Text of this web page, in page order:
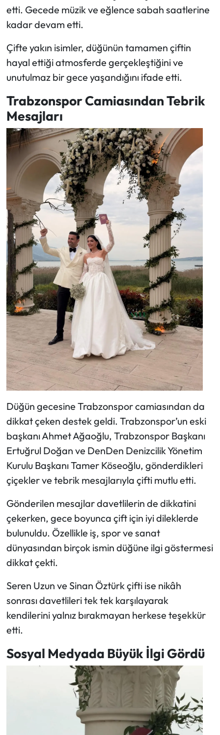
etti. Gecede müzik ve eğlence sabah saatlerine
kadar devam etti.
Çifte yakın isimler, düğünün tamamen çiftin
hayal ettiği atmosferde gerçekleştiğini ve
unutulmaz bir gece yaşandığını ifade etti.
Trabzonspor Camiasından Tebrik
Mesajları
Düğün gecesine Trabzonspor camiasından da
dikkat çeken destek geldi. Trabzonspor’un eski
başkanı Ahmet Ağaoğlu, Trabzonspor Başkanı
Ertuğrul Doğan ve DenDen Denizcilik Yönetim
Kurulu Başkanı Tamer Köseoğlu, gönderdikleri
çiçekler ve tebrik mesajlarıyla çifti mutlu etti.
Gönderilen mesajlar davetlilerin de dikkatini
çekerken, gece boyunca çift için iyi dileklerde
bulunuldu. Özellikle iş, spor ve sanat
dünyasından birçok ismin düğüne ilgi göstermesi
dikkat çekti.
Seren Uzun ve Sinan Öztürk çifti ise nikâh
sonrası davetlileri tek tek karşılayarak
kendilerini yalnız bırakmayan herkese teşekkür
etti.
Sosyal Medyada Büyük İlgi Gördü